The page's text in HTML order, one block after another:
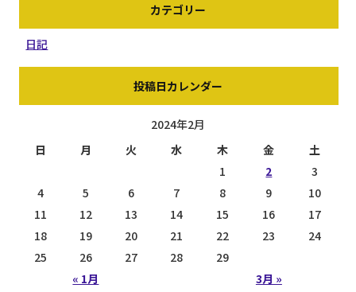
カテゴリー
日記
投稿日カレンダー
2024年2月
日
月 火 水 木 金 土
« 1月 3月 »
1 2
3
4
5 6 7 8 9
10
11
12 13 14 15 16
17
18
19 20 21 22 23
24
25
26 27 28 29